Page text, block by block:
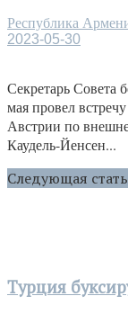
Республика
2023-05-30
Секретарь Совета
мая провел
Австрии по
Каудель-Йенсен...
Следующая
Турция